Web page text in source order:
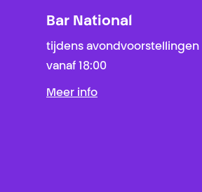
Bar National
tijdens avondvoorstellingen
vanaf 18:00
Meer info